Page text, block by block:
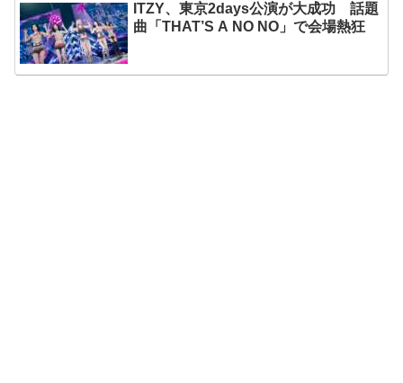
ITZY、東京2days公演が大成功 話題
曲「THAT’S A NO NO」で会場熱狂